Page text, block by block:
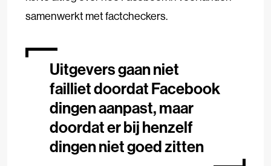
samenwerkt met factcheckers.
Uitgevers gaan niet
failliet doordat Facebook
dingen aanpast, maar
doordat er bij henzelf
dingen niet goed zitten